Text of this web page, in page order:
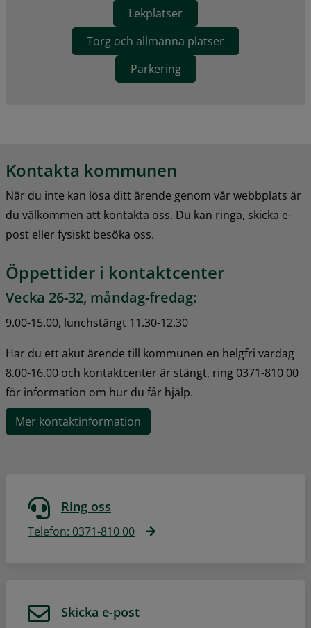
Lekplatser
Torg och allmänna platser
Parkering
Kontakta kommunen
När du inte kan lösa ditt ärende genom vår webbplats är
du välkommen att kontakta oss. Du kan ringa, skicka e-
post eller fysiskt besöka oss.
Öppettider i kontaktcenter
Vecka 26-32, måndag-fredag:
9.00-15.00, lunchstängt 11.30-12.30
Har du ett akut ärende till kommunen en helgfri vardag
8.00-16.00 och kontaktcenter är stängt, ring 0371-810 00
för information om hur du får hjälp.
Mer kontaktinformation
Ring oss
Telefon: 0371-810 00
Skicka e-post